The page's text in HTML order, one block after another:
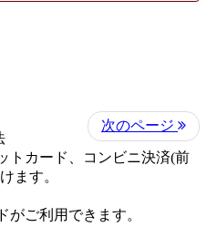
次のページ
トカード、コンビニ決済(前
ます。
がご利用できます。